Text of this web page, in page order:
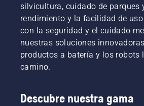
silvicultura, cuidado de parques
rendimiento y la facilidad de
con la seguridad y el cuidado
nuestras soluciones
productos a batería y los robots
camino.
Descubre nuestra gama